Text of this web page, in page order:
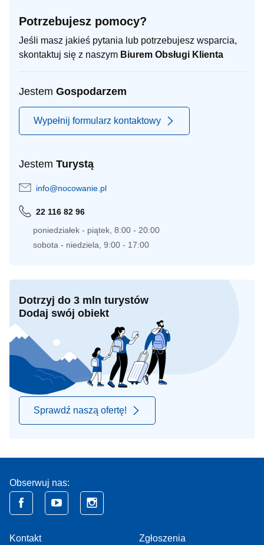
Potrzebujesz pomocy?
Jeśli masz jakieś pytania lub potrzebujesz wsparcia,
skontaktuj się z naszym Biurem Obsługi Klienta
Jestem Gospodarzem
Wypełnij formularz kontaktowy
Jestem Turystą
info@nocowanie.pl
22 116 82 96
poniedziałek - piątek, 8:00 - 20:00
sobota - niedziela, 9:00 - 17:00
Dotrzyj do 3 mln turystów
Dodaj swój obiekt
Sprawdź naszą ofertę!
Obserwuj nas:
Kontakt Zgłoszenia